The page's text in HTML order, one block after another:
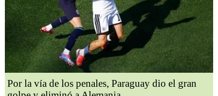
Por la vía de los penales, Paraguay dio el gran